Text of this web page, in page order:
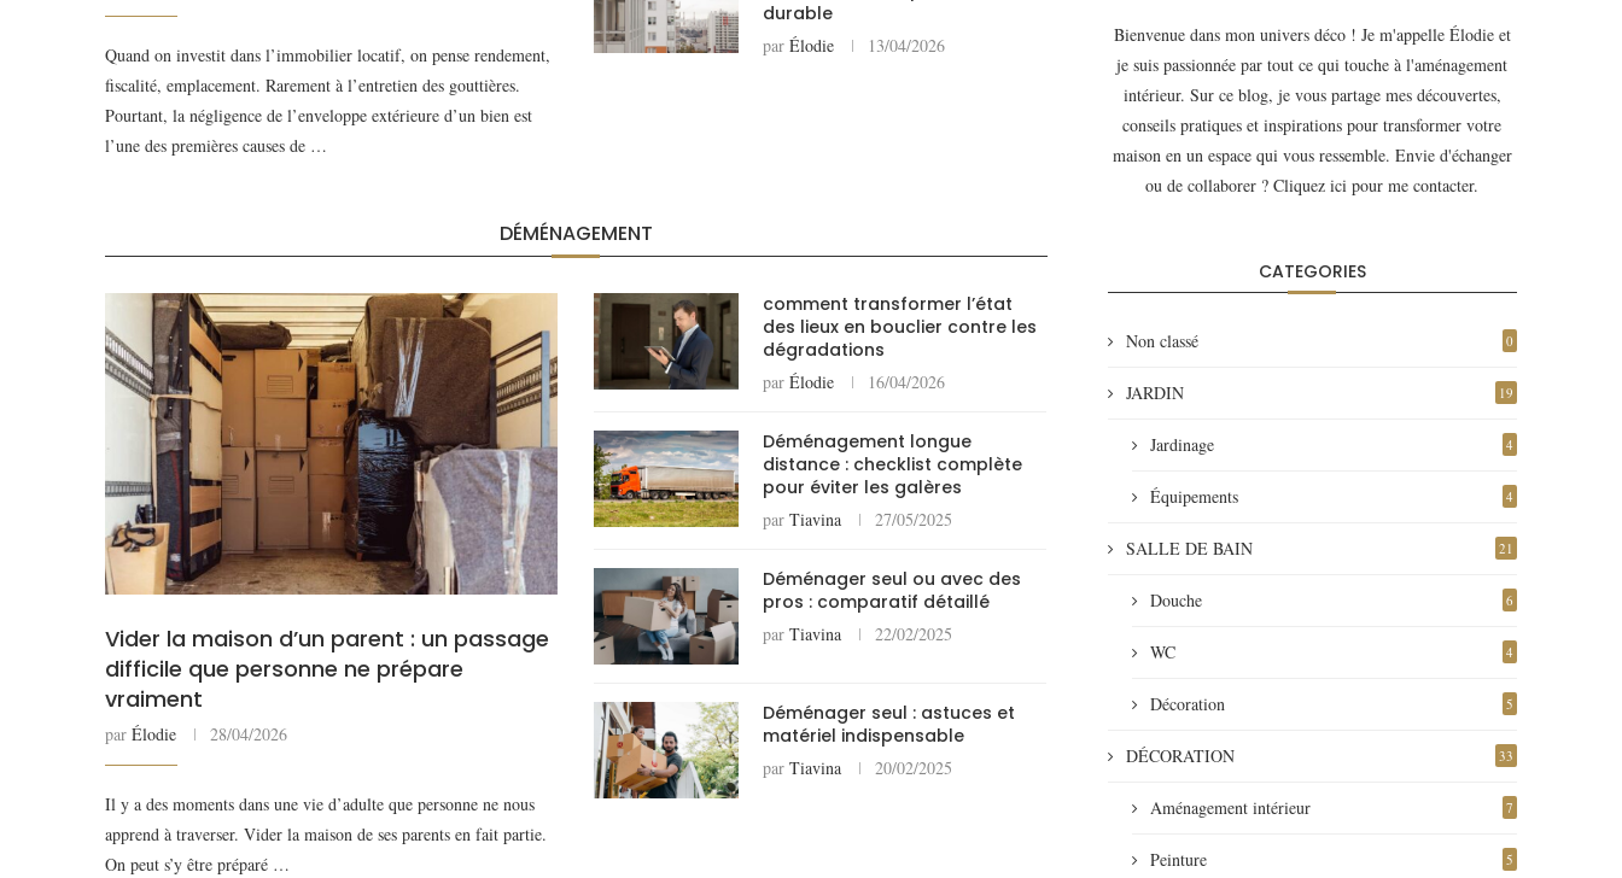
Quand on investit dans l’immobilier locatif, on pense rendement,
fiscalité, emplacement. Rarement à l’entretien des gouttières.
Pourtant, la négligence de l’enveloppe extérieure d’un bien est
l’une des premières causes de …
durable
par Élodie 13/04/2026
DÉMÉNAGEMENT
Vider la maison d’un parent : un passage
difficile que personne ne prépare
vraiment
par Élodie 28/04/2026
Il y a des moments dans une vie d’adulte que personne ne nous
apprend à traverser. Vider la maison de ses parents en fait partie.
On peut s’y être préparé …
comment transformer l’état
des lieux en bouclier contre les
dégradations
par Élodie 16/04/2026
Déménagement longue
distance : checklist complète
pour éviter les galères
par Tiavina 27/05/2025
Déménager seul ou avec des
pros : comparatif détaillé
par Tiavina 22/02/2025
Déménager seul : astuces et
matériel indispensable
par Tiavina 20/02/2025
Bienvenue dans mon univers déco ! Je m'appelle Élodie et
je suis passionnée par tout ce qui touche à l'aménagement
intérieur. Sur ce blog, je vous partage mes découvertes,
conseils pratiques et inspirations pour transformer votre
maison en un espace qui vous ressemble. Envie d'échanger
ou de collaborer ?Cliquez ici pour me contacter.
CATEGORIES
Non classé 0
JARDIN 19
Jardinage 4
Équipements 4
SALLE DE BAIN 21
Douche 6
WC 4
Décoration 5
DÉCORATION 33
Aménagement intérieur 7
Peinture 5